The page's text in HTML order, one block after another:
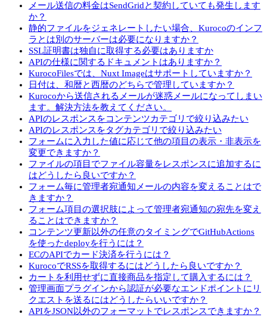
メール送信の料金はSendGridと契約していても発生します
か？
静的ファイルをジェネレートしたい場合、Kurocoのインフ
ラとは別のサーバーは必要になりますか？
SSL証明書は独自に取得する必要はありますか
APIの仕様に関するドキュメントはありますか？
KurocoFilesでは、Nuxt Imageはサポートしていますか？
日付は、和暦と西暦のどちらで管理していますか？
Kurocoから送信されるメールが迷惑メールになってしまい
ます。解決方法を教えてください。
APIのレスポンスをコンテンツカテゴリで絞り込みたい
APIのレスポンスをタグカテゴリで絞り込みたい
フォームに入力した値に応じて他の項目の表示・非表示を
変更できますか？
ファイルの項目でファイル容量をレスポンスに追加するに
はどうしたら良いですか？
フォーム毎に管理者宛通知メールの内容を変えることはで
きますか？
フォーム項目の選択肢によって管理者宛通知の宛先を変え
ることはできますか？
コンテンツ更新以外の任意のタイミングでGitHubActions
を使ったdeployを行うには？
ECのAPIでカード決済を行うには？
KurocoでRSSを取得するにはどうしたら良いですか？
カートを利用せずに直接商品を指定して購入するには？
管理画面プラグインから認証が必要なエンドポイントにリ
クエストを送るにはどうしたらいいですか？
APIをJSON以外のフォーマットでレスポンスできますか？